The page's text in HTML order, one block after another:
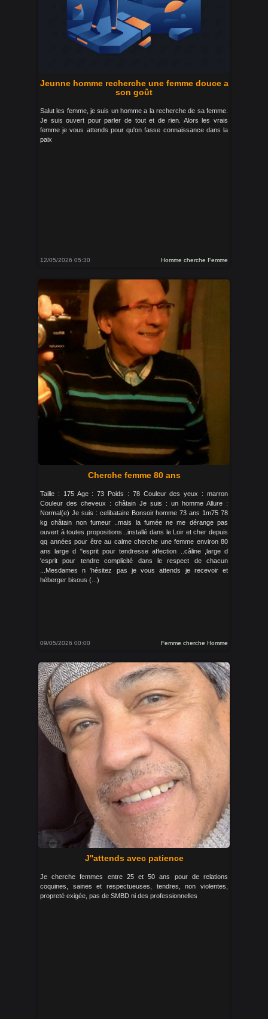
Jeunne homme recherche une femme douce a
son goût
Salut les femme, je suis un homme a la recherche de sa femme.
Je suis ouvert pour parler de tout et de rien. Alors les vrais
femme je vous attends pour qu'on fasse connaissance dans la
paix
12/05/2026 05:30 Homme cherche Femme
Cherche femme 80 ans
Taille : 175 Age : 73 Poids : 78 Couleur des yeux : marron
Couleur des cheveux : châtain Je suis : un homme Allure :
Normal(e) Je suis : celibataire Bonsoir homme 73 ans 1m75 78
kg châtain non fumeur ..mais la fumée ne me dérange pas
ouvert à toutes propositions ..installé dans le Loir et cher depuis
qq années pour être au calme cherche une femme environ 80
ans large d "esprit pour tendresse affection ..câline ,large d
'esprit pour tendre complicité dans le respect de chacun
...Mesdames n 'hésitez pas je vous attends je recevoir et
héberger bisous (...)
09/05/2026 00:00 Femme cherche Homme
J''attends avec patience
Je cherche femmes entre 25 et 50 ans pour de relations
coquines, saines et respectueuses, tendres, non violentes,
propreté exigée, pas de SMBD ni des professionnelles